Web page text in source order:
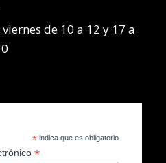
de 10 a 12 y 17 a
* indica que es obligatorio
*